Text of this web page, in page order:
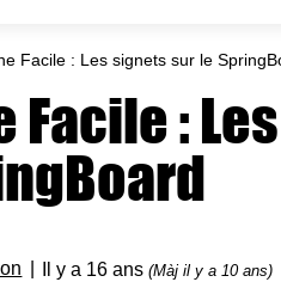
Facile : Les signets sur le
Facile :
Il y a 16 ans(Màj il y a 10 ans)